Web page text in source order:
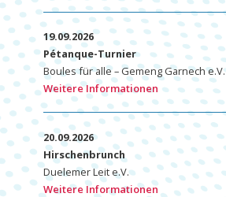
19.09.2026
Pétanque-Turnier
Boules für alle – Gemeng Garnech e.V.
Weitere Informationen
20.09.2026
Hirschenbrunch
Duelemer Leit e.V.
Weitere Informationen